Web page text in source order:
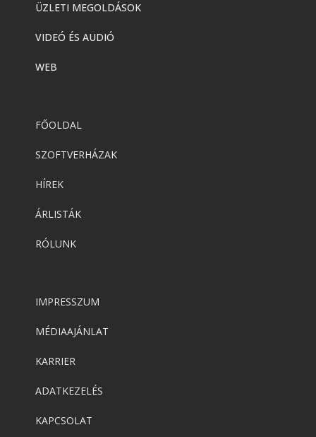
ÜZLETI MEGOLDÁSOK
VIDEÓ ÉS AUDIÓ
WEB
FŐOLDAL
SZOFTVERHÁZAK
HÍREK
ÁRLISTÁK
RÓLUNK
IMPRESSZUM
MÉDIAAJÁNLAT
KARRIER
ADATKEZELÉS
KAPCSOLAT